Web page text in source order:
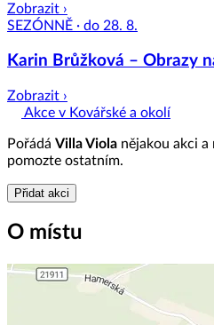
Zobrazit ›
SEZÓNNĚ · do 28. 8.
Karin Brůžková – Obrazy
Zobrazit ›
Akce v Kovářské a okolí
Pořádá Villa Viola nějakou akci a
pomozte ostatním.
Přidat akci
O místu